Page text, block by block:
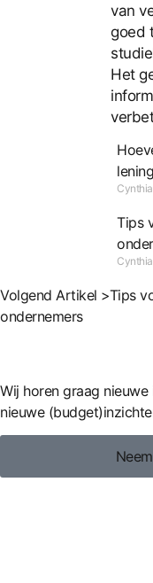
van
goed
Het
Cynthia
Tips
Cynthia
Volgend Artikel >Tips
ondernemers
Wij horen graag
nieuwe